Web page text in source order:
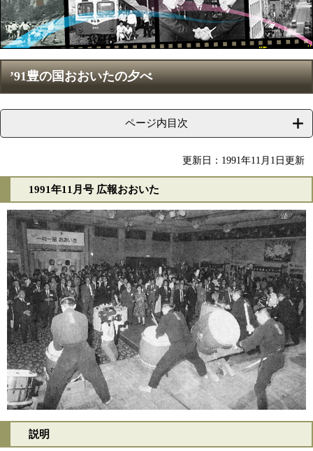
本
文’91豊の国おおいたの夕べ
ページ内目次
更新日：1991年11月1日更新
1991年11月号 広報おおいた
説明